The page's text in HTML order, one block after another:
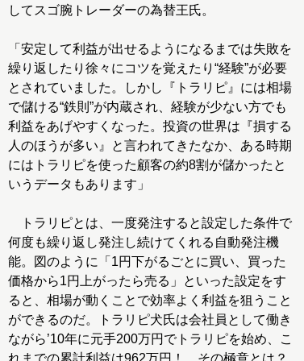
してスゴ腕トレーダーの為替王氏。
「安定して利益が出せるようになるまでは失敗を
繰り返したり徐々にコツを覚えたり“経験”が必要
とされていました。しかし『トラリピ』には相場
で儲ける“鉄則”が内蔵され、経験が少ない方でも
利益をあげやすくなった。投資の世界は『損する
人のほうが多い』と言われてきたなか、ある時期
にはトラリピを使った顧客の約8割が儲かったと
いうデータもあります」
トラリピとは、一度発注すると設定した条件で
何度も繰り返し発注し続けてくれる自動発注機
能。図のように「1円下がるごとに買い、買った
価格から1円上がったら売る」といった設定をす
ると、相場が動くことで効率よく利益を狙うこと
ができるのだ。トラリピ犬氏は会社員として働き
ながら’10年に元手200万円でトラリピを始め、こ